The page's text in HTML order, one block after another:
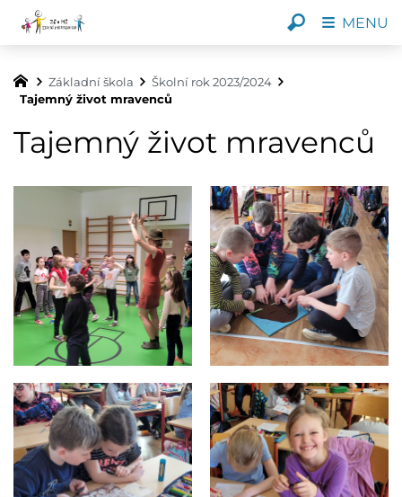
Základní škola
Školní rok 2023/2024
Tajemný život mravenců
Tajemný život mravenců
MENU